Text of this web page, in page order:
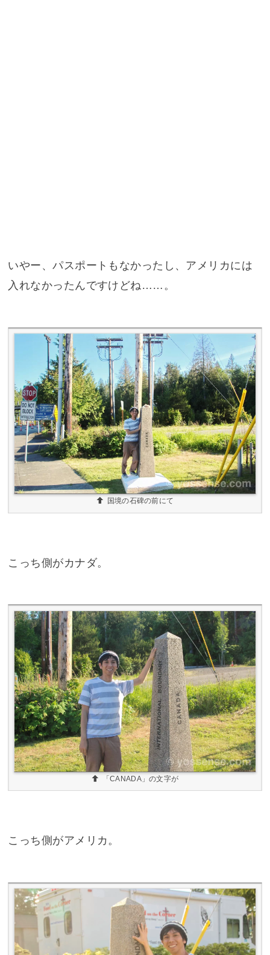
いやー、パスポートもなかったし、アメリカには
入れなかったんですけどね……。
国境の石碑の前にて
こっち側がカナダ。
「CANADA」の文字が
こっち側がアメリカ。